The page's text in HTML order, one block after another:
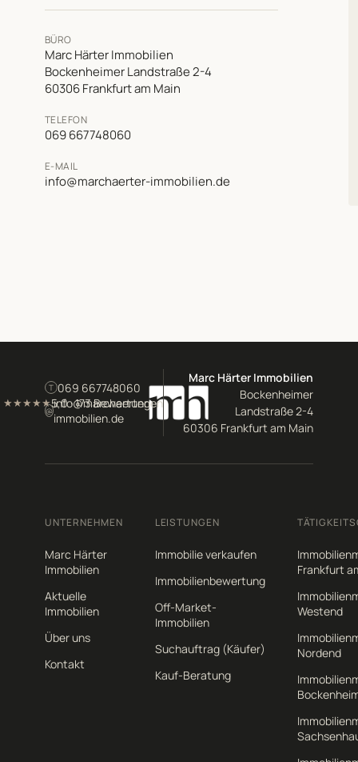
BÜRO
Marc Härter Immobilien
Bockenheimer Landstraße 2-4
60306 Frankfurt am Main
TELEFON
069 667748060
E-MAIL
info@marchaerter-immobilien.de
T 069 667748060
@info@marchaerter-
immobilien.de
★★★★★5,0 · 173 Bewertungen
Marc Härter Immobilien
Bockenheimer
Landstraße 2-4
60306 Frankfurt am Main
UNTERNEHMEN
Marc Härter
Immobilien
Aktuelle
Immobilien
Über uns
Kontakt
LEISTUNGEN
Immobilie verkaufen
Immobilienbewertung
Off-Market-
Immobilien
Suchauftrag (Käufer)
Kauf-Beratung
Frankfurt
Westend
Nordend